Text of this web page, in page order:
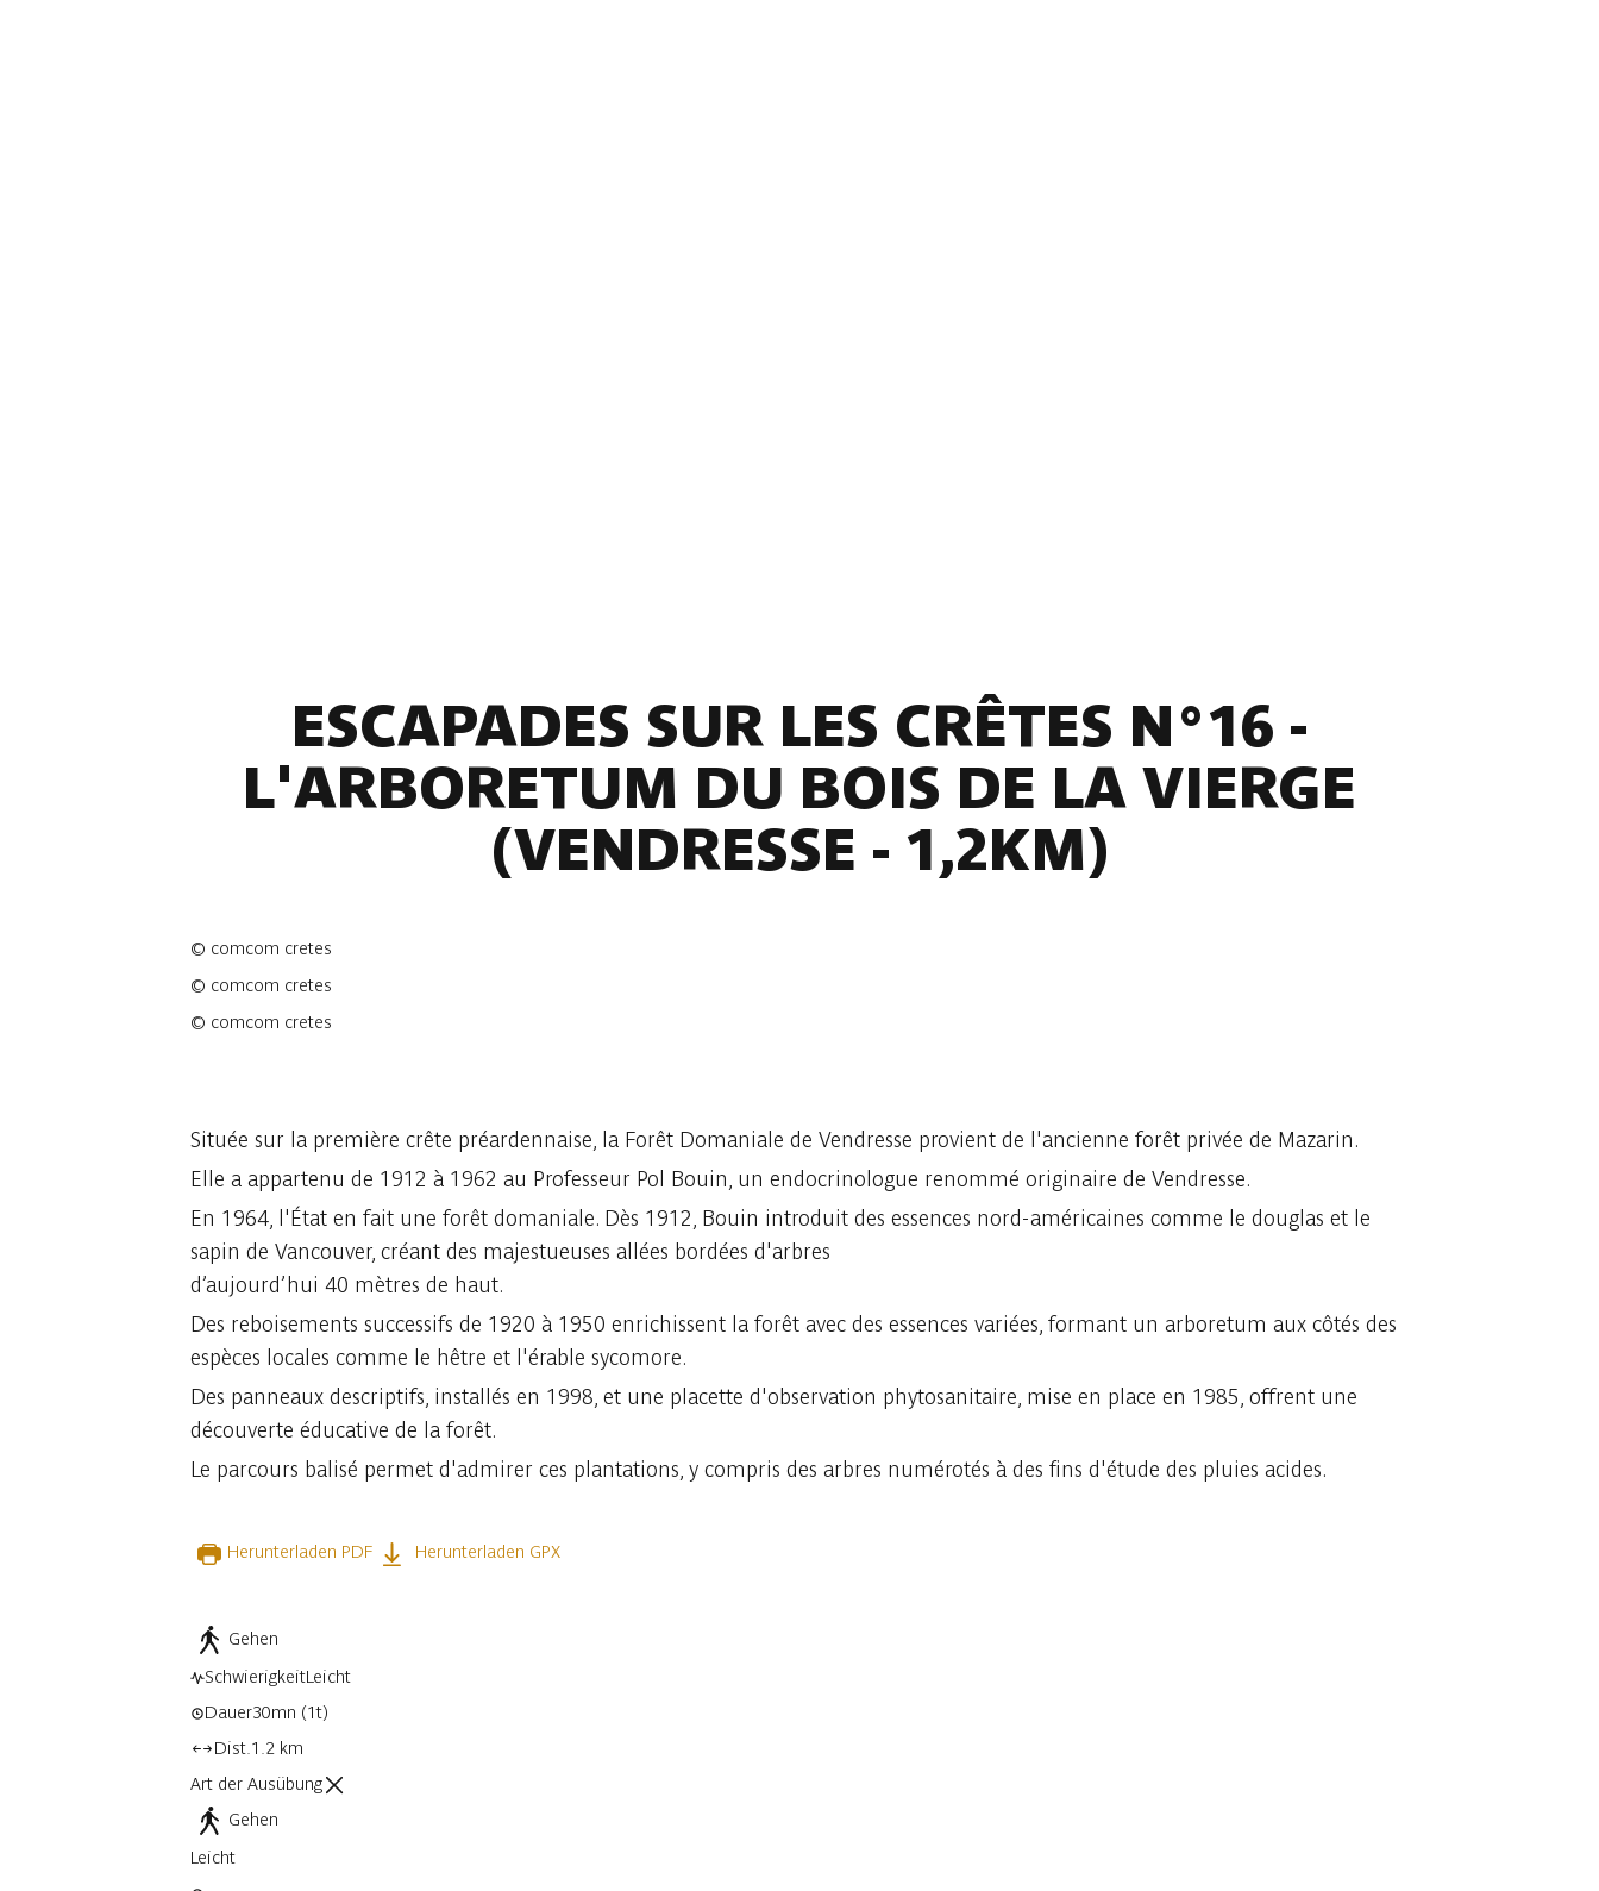
ESCAPADES SUR LES CRÊTES N°16 -
L'ARBORETUM DU BOIS DE LA VIERGE
(VENDRESSE - 1,2KM)
© comcom cretes
© comcom cretes
© comcom cretes
Située sur la première crête préardennaise, la Forêt Domaniale de Vendresse provient de l'ancienne forêt privée de Mazarin.
Elle a appartenu de 1912 à 1962 au Professeur Pol Bouin, un endocrinologue renommé originaire de Vendresse.
En 1964, l'État en fait une forêt domaniale. Dès 1912, Bouin introduit des essences nord-américaines comme le douglas et le
sapin de Vancouver, créant des majestueuses allées bordées d'arbres
d’aujourd’hui 40 mètres de haut.
Des reboisements successifs de 1920 à 1950 enrichissent la forêt avec des essences variées, formant un arboretum aux côtés des
espèces locales comme le hêtre et l'érable sycomore.
Des panneaux descriptifs, installés en 1998, et une placette d'observation phytosanitaire, mise en place en 1985, offrent une
découverte éducative de la forêt.
Le parcours balisé permet d'admirer ces plantations, y compris des arbres numérotés à des fins d'étude des pluies acides.
Herunterladen PDF Herunterladen GPX
Gehen
SchwierigkeitLeicht
Dauer30mn (1t)
Dist. 1.2 km
Art der Ausübung
Gehen
Leicht